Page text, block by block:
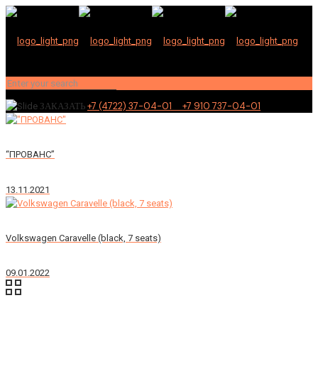
ЗАКАЗАТЬ +7 (4722) 37-04-01 +7 910 737-04-01
“ПРОВАНС”
13.11.2021
Volkswagen Caravelle (black, 7 seats)
09.01.2022